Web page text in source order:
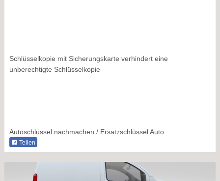
Schlüsselkopie mit Sicherungskarte verhindert eine
unberechtigte Schlüsselkopie
Autoschlüssel nachmachen / Ersatzschlüssel Auto
Teilen